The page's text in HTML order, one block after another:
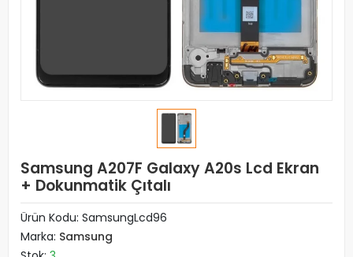
Samsung A207F Galaxy A20s Lcd Ekran
+ Dokunmatik Çıtalı
Ürün Kodu: SamsungLcd96
Marka: Samsung